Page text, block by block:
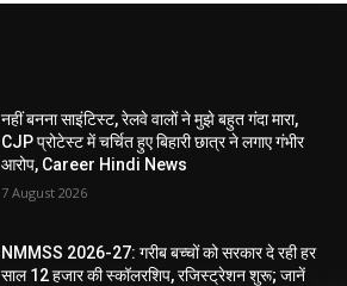
नहीं बनना साइंटिस्ट, रेलवे वालों ने मुझे बहुत गंदा मारा,
CJP प्रोटेस्ट में चर्चित हुए बिहारी छात्र ने लगाए गंभीर
आरोप, Career Hindi News
7 August 2026
NMMSS 2026-27: गरीब बच्चों को सरकार दे रही हर
साल 12 हजार की स्कॉलरशिप, रजिस्ट्रेशन शुरू; जानें